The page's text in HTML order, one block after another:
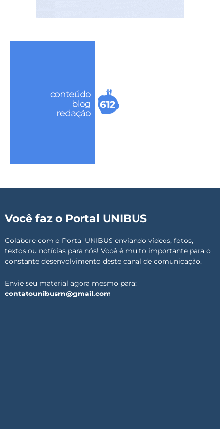
Você faz o Portal UNIBUS
Colabore com o Portal UNIBUS enviando vídeos, fotos,
textos ou notícias para nós! Você é muito importante para o
constante desenvolvimento deste canal de comunicação.
Envie seu material agora mesmo para:
contatounibusrn@gmail.com